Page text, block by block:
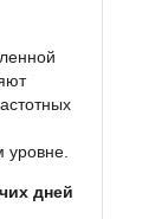
уровне.
дней